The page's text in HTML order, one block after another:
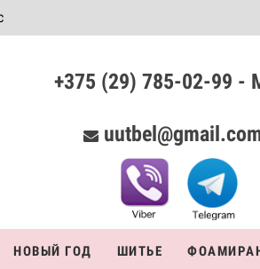
+375 (29) 785-02-99 -
НОВЫЙ ГОД ШИТЬЕ